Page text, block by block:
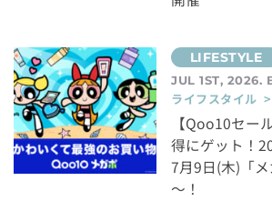
JUL 1ST, 2026.
ライフスタイル
【Qoo10セー
得にゲット！
7月9日(木)「
～！